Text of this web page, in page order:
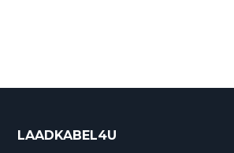
LAADKABEL4U